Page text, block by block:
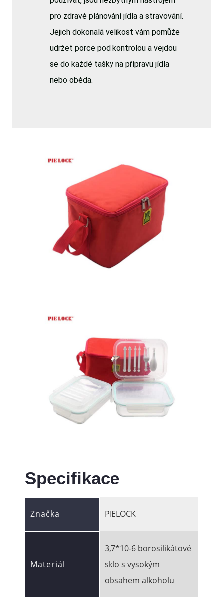
pro zdravé plánování jídla a stravování.
Jejich dokonalá velikost vám pomůže
udržet porce pod kontrolou a vejdou
se do každé tašky na přípravu jídla
nebo oběda.
Specifikace
Značka PIELOCK
Materiál
3,7*10-6 borosilikátové
sklo s vysokým
obsahem alkoholu